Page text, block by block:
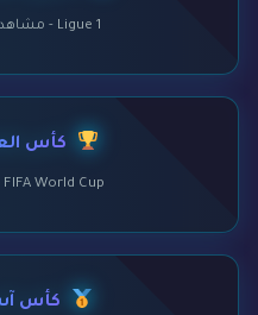
Ligue 1 - مشاهدة مباريات لايف HD
كأس
FIFA World Cup - مباريات اليوم لايف
كأس